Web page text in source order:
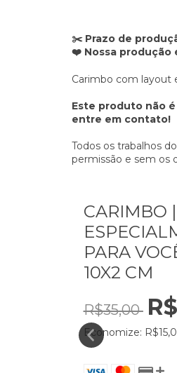
✂️ Prazo de
❤️ Nossa produção
Carimbo com layout
Este produto não
entre em contato!
Todos os trabalhos
permissão e sem os
CARIMBO
PARA
10X2 CM
R$35,00
Economize: